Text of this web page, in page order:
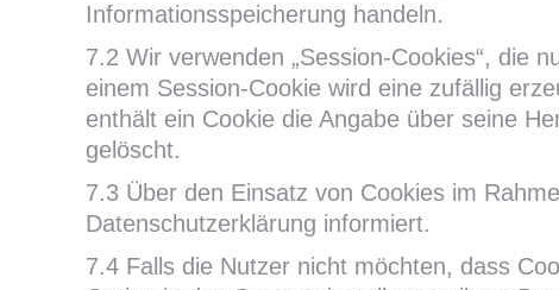
Informationsspeicherung handeln.
7.2 Wir verwenden „Session-Cookies“, die
einem Session-Cookie wird eine zufällig
enthält ein Cookie die Angabe über seine
gelöscht.
7.3 Über den Einsatz von Cookies im
Datenschutzerklärung informiert.
7.4 Falls die Nutzer nicht möchten, dass